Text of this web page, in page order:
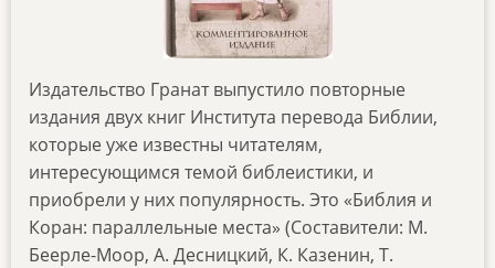
Издательство Гранат выпустило повторные
издания двух книг Института перевода Библии,
которые уже известны читателям,
интересующимся темой библеистики, и
приобрели у них популярность. Это «Библия и
Коран: параллельные места» (Составители: М.
Беерле-Моор, А. Десницкий, К. Казенин, Т.